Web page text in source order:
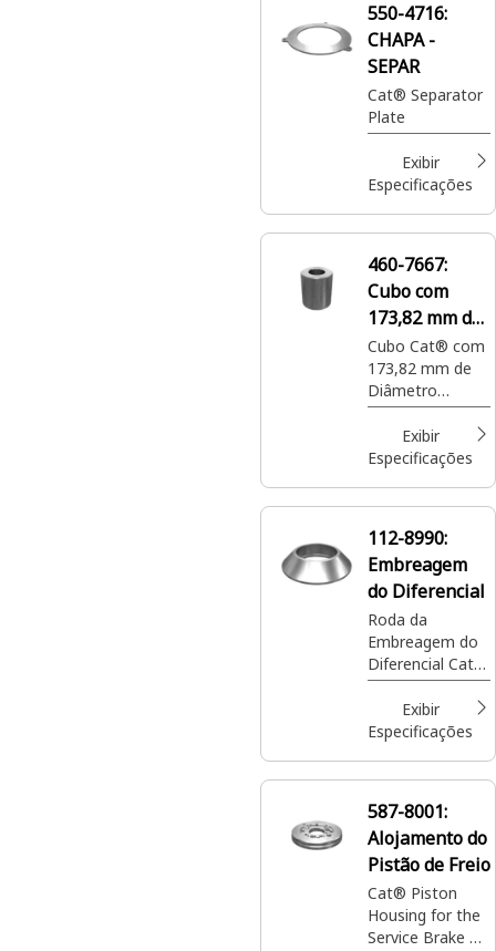
entre as
velocidades
engatando
conjuntos de
engrenagens
planetárias
550-4716:
CHAPA -
SEPAR
Cat® Separator
Plate
Exibir
Especificações
460-7667:
Cubo com
173,82 mm de
Diâmetro
Externo
Cubo Cat® com
173,82 mm de
Diâmetro
Externo usado
em Motor
Elétrico
Exibir
Especificações
112-8990:
Embreagem
do Diferencial
Roda da
Embreagem do
Diferencial Cat®
com 203 mm de
Diâmetro
Exibir
Especificações
587-8001:
Alojamento do
Pistão de Freio
Cat® Piston
Housing for the
Service Brake on